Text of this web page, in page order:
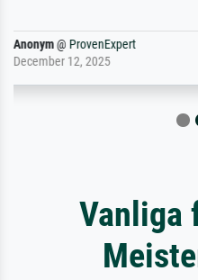
Reinhold,@
April 22, 2026
Vanliga